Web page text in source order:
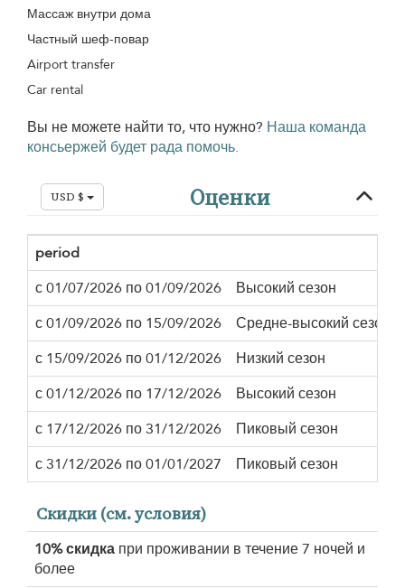
Массаж внутри дома
Частный шеф-повар
Airport transfer
Car rental
Вы не можете найти то, что нужно? Наша команда
консьержей будет рада помочь.
USD $ Оценки
period
с 01/07/2026 по 01/09/2026
Высокий сезон
с 01/09/2026 по 15/09/2026
Средне-высокий сезон
с 15/09/2026 по 01/12/2026
Низкий сезон
с 01/12/2026 по 17/12/2026
Высокий сезон
с 17/12/2026 по 31/12/2026
Пиковый сезон
с 31/12/2026 по 01/01/2027
Пиковый сезон
Скидки (см. условия)
10% скидка при проживании в течение 7 ночей и
более